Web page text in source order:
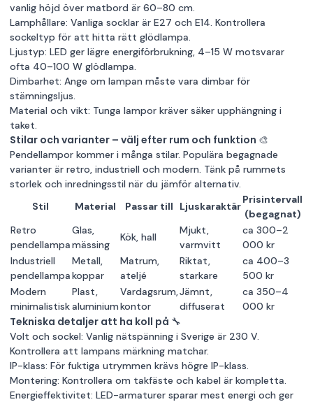
vanlig höjd över matbord är 60–80 cm.
Lamphållare: Vanliga socklar är E27 och E14. Kontrollera
sockeltyp för att hitta rätt glödlampa.
Ljustyp: LED ger lägre energiförbrukning, 4–15 W motsvarar
ofta 40–100 W glödlampa.
Dimbarhet: Ange om lampan måste vara dimbar för
stämningsljus.
Material och vikt: Tunga lampor kräver säker upphängning i
taket.
Stilar och varianter – välj efter rum och funktion 🎨
Pendellampor kommer i många stilar. Populära begagnade
varianter är retro, industriell och modern. Tänk på rummets
storlek och inredningsstil när du jämför alternativ.
Stil
Material Passar till Ljuskaraktär
Prisintervall
(begagnat)
Retro
pendellampa
Glas,
mässing
Kök, hall
Mjukt,
varmvitt
ca 300–2
000 kr
Industriell
pendellampa
Metall,
koppar
Matrum,
ateljé
Riktat,
starkare
ca 400–3
500 kr
Modern
minimalistisk
Plast,
aluminium
Vardagsrum,
kontor
Jämnt,
diffuserat
ca 350–4
000 kr
Tekniska detaljer att ha koll på 🔧
Volt och sockel: Vanlig nätspänning i Sverige är 230 V.
Kontrollera att lampans märkning matchar.
IP-klass: För fuktiga utrymmen krävs högre IP-klass.
Montering: Kontrollera om takfäste och kabel är kompletta.
Energieffektivitet: LED-armaturer sparar mest energi och ger